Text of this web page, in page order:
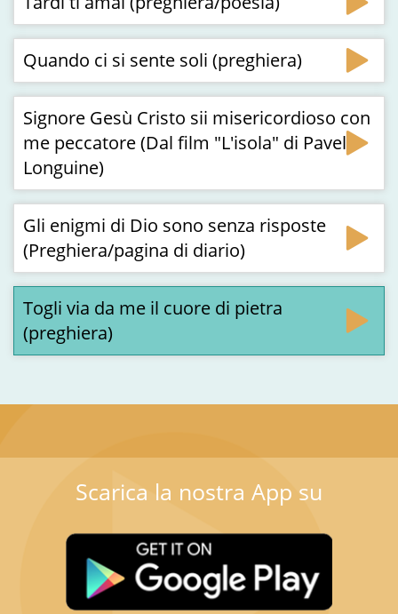
Quando ci si sente soli (preghiera)
Signore Gesù Cristo sii misericordioso con
me peccatore (Dal film "L'isola" di Pavel
Longuine)
Gli enigmi di Dio sono senza risposte
(Preghiera/pagina di diario)
Togli via da me il cuore di pietra
(preghiera)
Scarica la nostra App su